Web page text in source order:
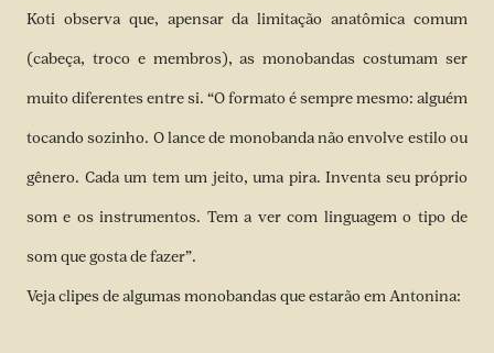
Koti observa que, apensar da limitação anatômica comum
(cabeça, troco e membros), as monobandas costumam ser
muito diferentes entre si. “O formato é sempre mesmo: alguém
tocando sozinho. O lance de monobanda não envolve estilo ou
gênero. Cada um tem um jeito, uma pira. Inventa seu próprio
som e os instrumentos. Tem a ver com linguagem o tipo de
som que gosta de fazer”.
Veja clipes de algumas monobandas que estarão em Antonina: